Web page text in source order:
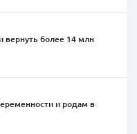
вернуть более 14 млн
и родам в